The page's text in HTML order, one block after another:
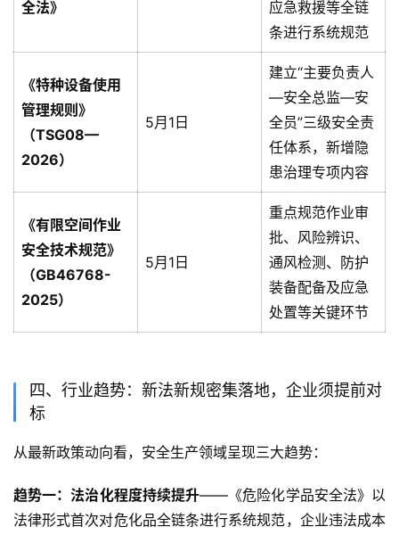
全法》
应急救援等全链
条进行系统规范
《特种设备使用
管理规则》
（TSG08—
2026）
5月1日
建立“主要负责人
—安全总监—安
全员”三级安全责
任体系，新增隐
患治理专项内容
《有限空间作业
安全技术规范》
（GB46768-
2025）
5月1日
重点规范作业审
批、风险辨识、
通风检测、防护
装备配备及应急
处置等关键环节
四、行业趋势：新法新规密集落地，企业须提前对
标
从最新政策动向看，安全生产领域呈现三大趋势：
趋势一：法治化程度持续提升——《危险化学品安全法》以
法律形式首次对危化品全链条进行系统规范，企业违法成本